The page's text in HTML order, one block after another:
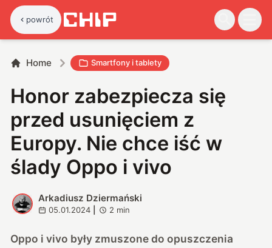
powrót
Home Smartfony i tablety
Honor zabezpiecza się
przed usunięciem z
Europy. Nie chce iść w
ślady Oppo i vivo
A
Arkadiusz Dziermański
05.01.2024 2 min
Oppo i vivo były zmuszone do opuszczenia